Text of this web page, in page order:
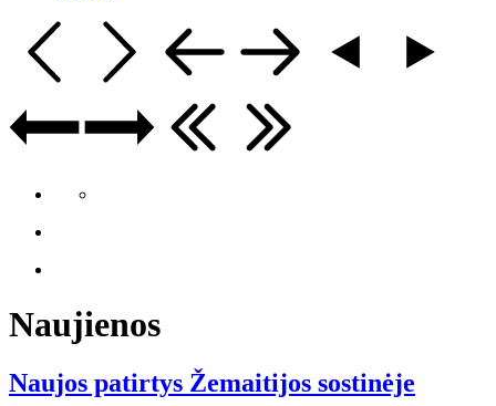
Naujienos
Naujos patirtys Žemaitijos sostinėje